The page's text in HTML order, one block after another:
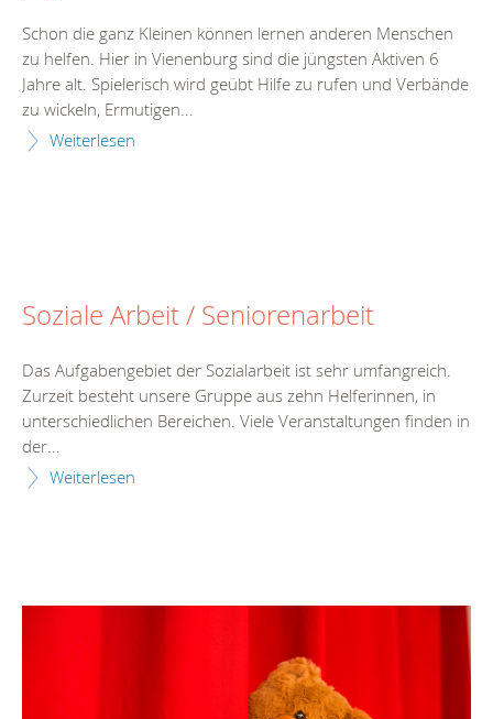
Schon die ganz Kleinen können lernen anderen Menschen
zu helfen. Hier in Vienenburg sind die jüngsten Aktiven 6
Jahre alt. Spielerisch wird geübt Hilfe zu rufen und Verbände
zu wickeln, Ermutigen...
Weiterlesen
Soziale Arbeit / Seniorenarbeit
Das Aufgabengebiet der Sozialarbeit ist sehr umfangreich.
Zurzeit besteht unsere Gruppe aus zehn Helferinnen, in
unterschiedlichen Bereichen. Viele Veranstaltungen finden in
der...
Weiterlesen